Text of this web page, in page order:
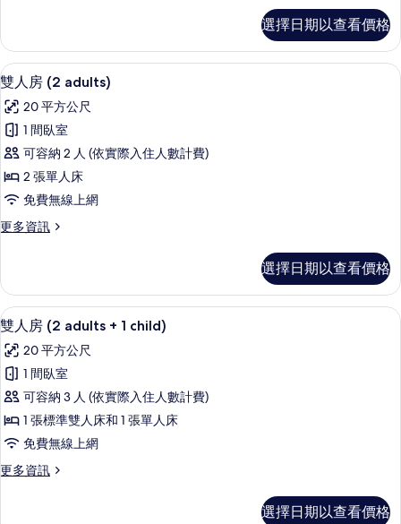
Child)
的
所
有
相
片
套
房
(2
Adults
+
的
詳
情
選擇日期以查看價格
顯
示
雙
人
房
(2
adults)
的
相
片
高級寢具、迷你吧、書桌、遮光布/窗
3
雙人房 (2 adults)
20 平方公尺
1 間臥室
可容納 2 人 (依實際入住人數計費)
2 張單人床
免費無線上網
更多資訊
更
房
(2
adults)
詳
情
選擇日期以查看價格
顯
示
雙
人
房
(2
adults
+
高級寢具、迷你吧、書桌、遮光布/窗
3
雙人房 (2 adults + 1 child)
20 平方公尺
1 間臥室
可容納 3 人 (依實際入住人數計費)
1 張標準雙人床和 1 張單人床
免費無線上網
更多資訊
更
選擇日期以查看價格